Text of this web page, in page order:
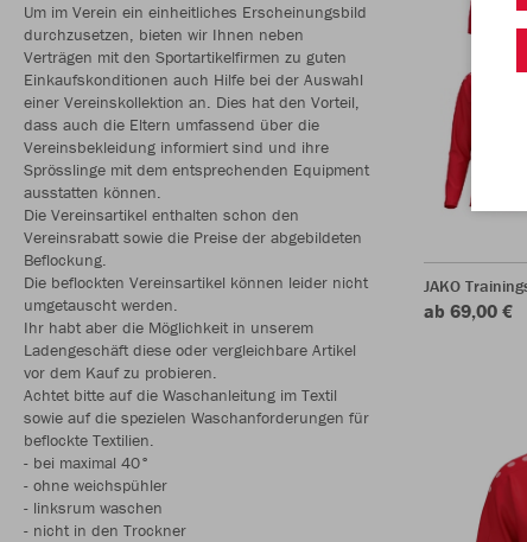
Um im Verein ein einheitliches Erscheinungsbild
durchzusetzen, bieten wir Ihnen neben
Verträgen mit den Sportartikelfirmen zu guten
Einkaufskonditionen auch Hilfe bei der Auswahl
einer Vereinskollektion an. Dies hat den Vorteil,
dass auch die Eltern umfassend über die
Vereinsbekleidung informiert sind und ihre
Sprösslinge mit dem entsprechenden Equipment
ausstatten können.
Die Vereinsartikel enthalten schon den
Vereinsrabatt sowie die Preise der abgebildeten
Beflockung.
Die beflockten Vereinsartikel können leider nicht
umgetauscht werden.
Ihr habt aber die Möglichkeit in unserem
Ladengeschäft diese oder vergleichbare Artikel
vor dem Kauf zu probieren.
Achtet bitte auf die Waschanleitung im Textil
sowie auf die spezielen Waschanforderungen für
beflockte Textilien.
- bei maximal 40°
- ohne weichspühler
- linksrum waschen
- nicht in den Trockner
JAKO
ab 69,00 €